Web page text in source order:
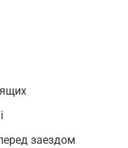
заездом